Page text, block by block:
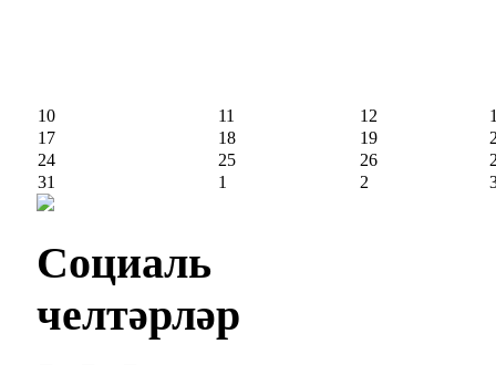
10 11 12
17
18 19
24
25 26
31
1 2
Социаль
челтәрләр